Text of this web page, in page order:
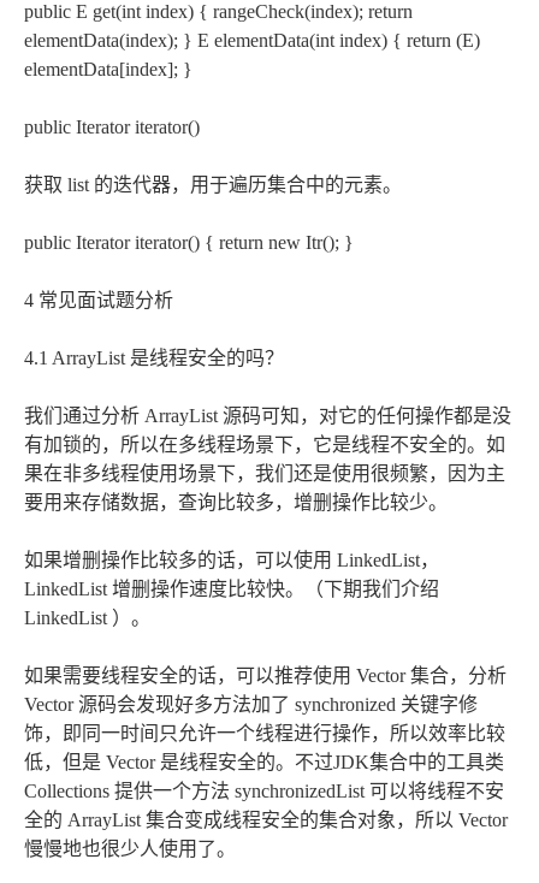
public E get(int index) { rangeCheck(index); return
elementData(index); } E elementData(int index) { return (E)
elementData[index]; }
public Iteratoriterator()
获取 list 的迭代器，用于遍历集合中的元素。
public Iteratoriterator() { return new Itr(); }
4 常见面试题分析
4.1 ArrayList 是线程安全的吗？
我们通过分析 ArrayList 源码可知，对它的任何操作都是没
有加锁的，所以在多线程场景下，它是线程不安全的。如
果在非多线程使用场景下，我们还是使用很频繁，因为主
要用来存储数据，查询比较多，增删操作比较少。
如果增删操作比较多的话，可以使用 LinkedList，
LinkedList 增删操作速度比较快。（下期我们介绍
LinkedList ）。
如果需要线程安全的话，可以推荐使用 Vector 集合，分析
Vector 源码会发现好多方法加了 synchronized 关键字修
饰，即同一时间只允许一个线程进行操作，所以效率比较
低，但是 Vector 是线程安全的。不过JDK集合中的工具类
Collections 提供一个方法 synchronizedList 可以将线程不安
全的 ArrayList 集合变成线程安全的集合对象，所以 Vector
慢慢地也很少人使用了。